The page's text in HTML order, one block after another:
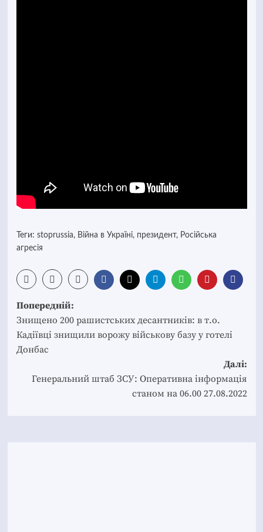
Теги: stoprussia, Війна в Україні, президент, Російська
агресія
Post
navigation
Попередній:
Знищено 200 рашистських десантників: в т.о.
Кадіївці знищили ворожу військову базу у готелі
Донбас
Далі:
Генеральний штаб ЗСУ: Оперативна інформація
станом на 06.00 27.08.2022